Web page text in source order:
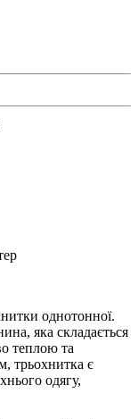
однотонної.
яка складається
теплою та
трьохнитка є
одягу,